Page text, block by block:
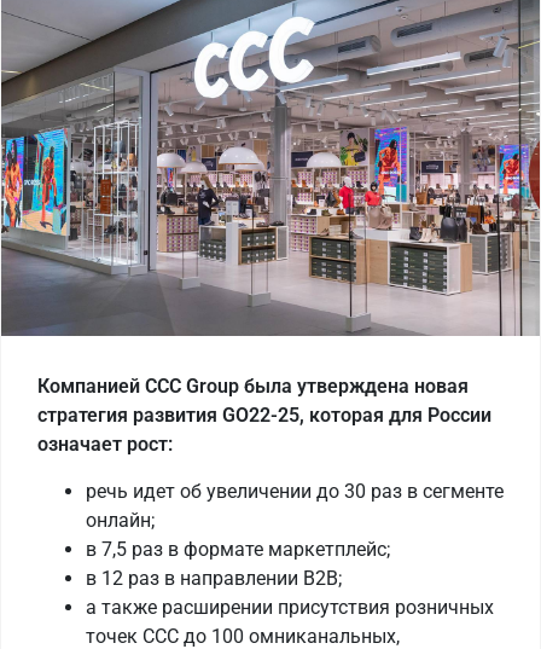
Компанией ССС Group была утверждена новая
стратегия развития GO22-25, которая для России
означает рост:
речь идет об увеличении до 30 раз в сегменте
онлайн;
в 7,5 раз в формате маркетплейс;
в 12 раз в направлении B2B;
а также расширении присутствия розничных
точек ССС до 100 омниканальных,